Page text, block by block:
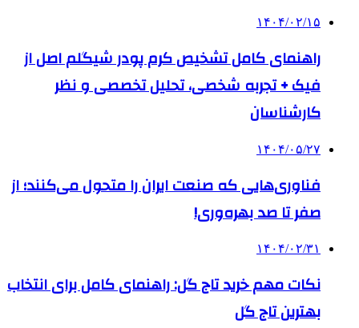
۱۴۰۴/۰۲/۱۵
راهنمای کامل تشخیص کرم پودر شیگلم اصل از
فیک + تجربه شخصی، تحلیل تخصصی و نظر
کارشناسان
۱۴۰۴/۰۵/۲۷
فناوری‌هایی که صنعت ایران را متحول می‌کنند؛ از
صفر تا صد بهره‌وری!
۱۴۰۴/۰۲/۳۱
نکات مهم خرید تاج گل: راهنمای کامل برای انتخاب
بهترین تاج گل